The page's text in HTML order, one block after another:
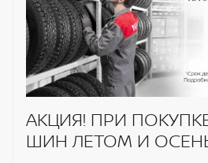
АКЦИЯ! ПРИ
ШИН ЛЕТОМ И